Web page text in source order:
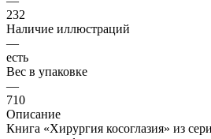
232
Наличие иллюстраций
—
есть
Вес в упаковке
—
710
Описание
Книга «Хирургия косоглазия» из